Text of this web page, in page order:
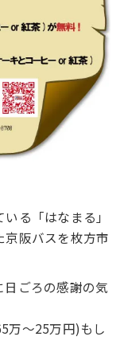
る「はなまる」
京阪バスを枚方市
ごろの感謝の気
万～25万円)もし